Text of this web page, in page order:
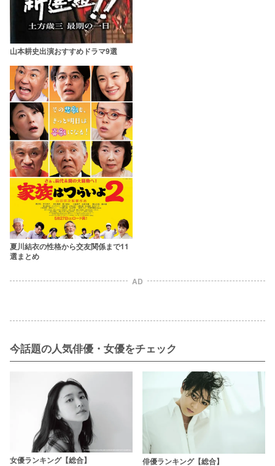
山本耕史出演おすすめドラマ9選
夏川結衣の性格から交友関係まで11
選まとめ
AD
今話題の人気俳優・女優をチェック
女優ランキング【総合】 俳優ランキング【総合】